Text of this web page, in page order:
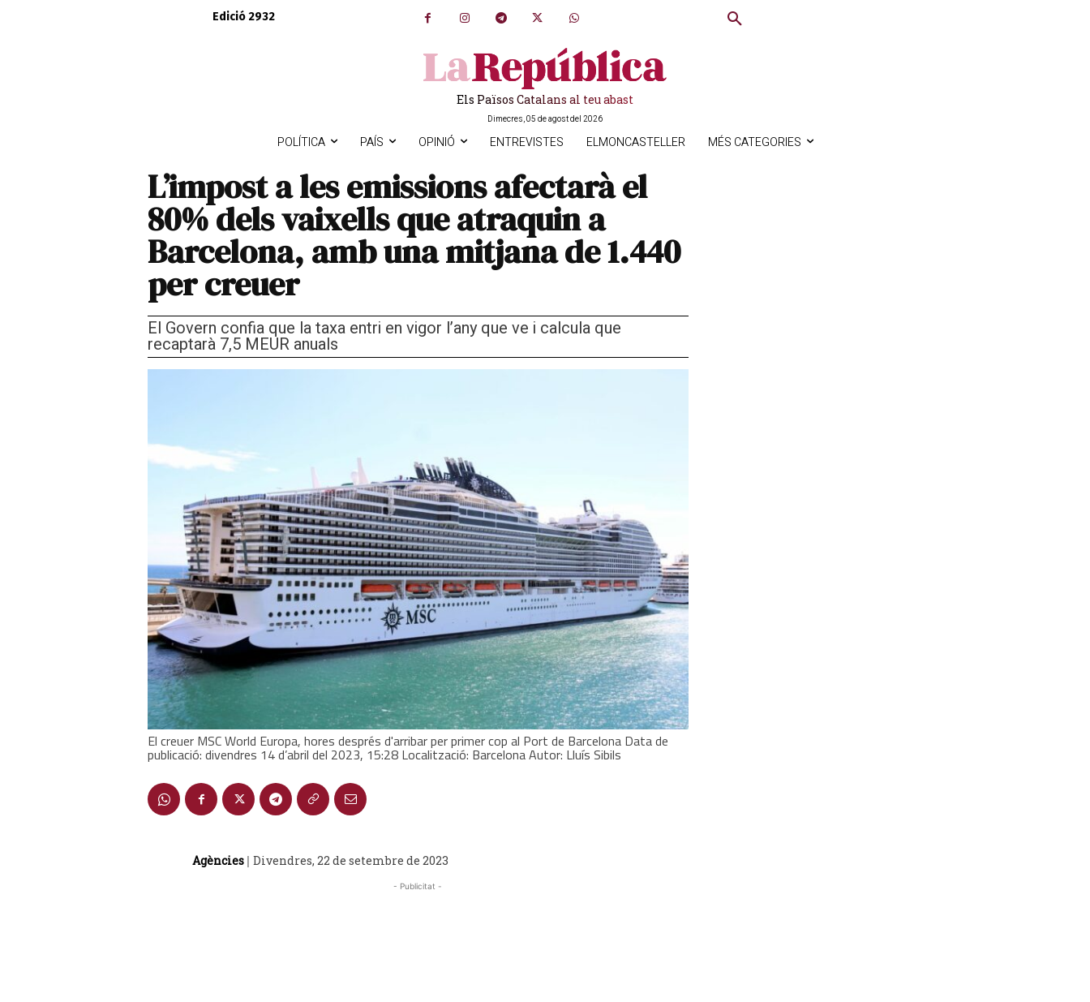
Edició 2932
Els Països Catalans al teu abast
Dimecres, 05 de agost del 2026
POLÍTICA PAÍS OPINIÓ ENTREVISTES ELMONCASTELLER MÉS CATEGORIES
L’impost a les emissions afectarà el
80% dels vaixells que atraquin a
Barcelona, amb una mitjana de 1.440
per creuer
El Govern confia que la taxa entri en vigor l’any que ve i calcula que
recaptarà 7,5 MEUR anuals
El creuer MSC World Europa, hores després d'arribar per primer cop al Port de Barcelona Data de
publicació: divendres 14 d’abril del 2023, 15:28 Localització: Barcelona Autor: Lluís Sibils
Agències | Divendres, 22 de setembre de 2023
- Publicitat -